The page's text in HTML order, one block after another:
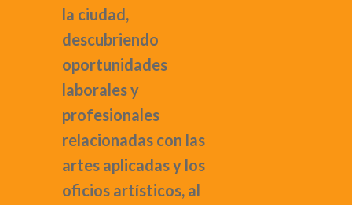
la ciudad,
descubriendo
oportunidades
laborales y
profesionales
relacionadas con las
artes aplicadas y los
oficios artísticos, al